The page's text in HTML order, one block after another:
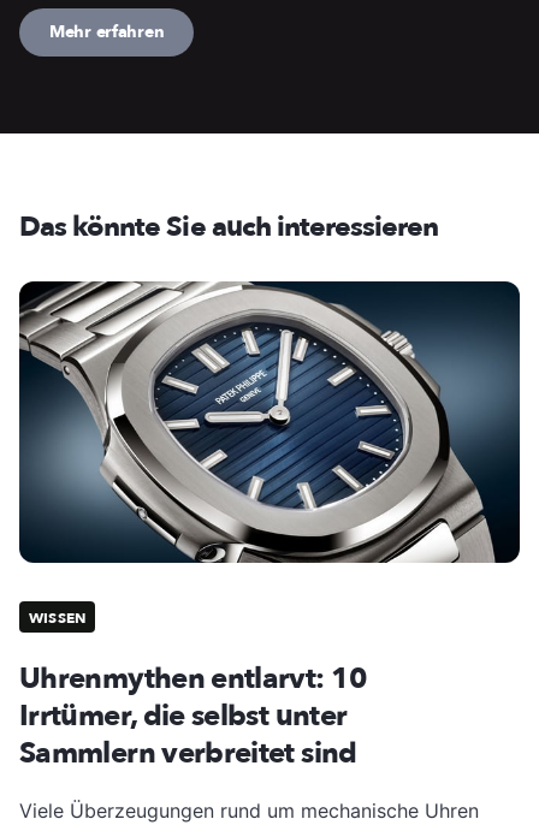
Mehr erfahren
Das könnte Sie auch interessieren
WISSEN
Uhrenmythen entlarvt: 10
Irrtümer, die selbst unter
Sammlern verbreitet sind
Viele Überzeugungen rund um mechanische Uhren